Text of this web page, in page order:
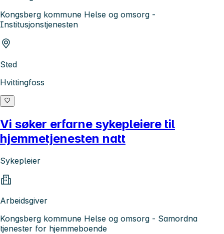
Kongsberg kommune Helse og omsorg -
Institusjonstjenesten
Sted
Hvittingfoss
Vi søker erfarne sykepleiere til
hjemmetjenesten natt
Sykepleier
Arbeidsgiver
Kongsberg kommune Helse og omsorg - Samordna
tjenester for hjemmeboende